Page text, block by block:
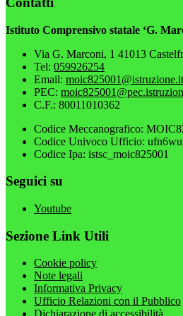
Istituto Comprensivo statale ‘G.
Via G. Marconi, 1 41013
Tel: 059926254
Email: moic825001@istruzione.it
PEC:
C.F.: 80011010362
Codice Meccanografico:
Codice Univoco Ufficio: ufn6wu
Codice Ipa: istsc_moic825001
Seguici su
Youtube
Sezione Link Utili
Cookie policy
Note legali
Informativa Privacy
Ufficio Relazioni con il Pubblico